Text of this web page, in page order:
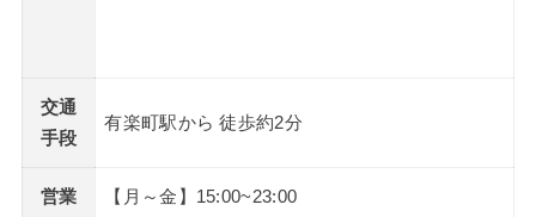
交通
手段
有楽町駅から 徒歩約2分
営業
【月～金】15:00~23:00